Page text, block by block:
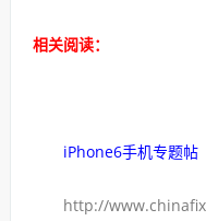
相关阅读：
iPhone6手机专题帖
http://